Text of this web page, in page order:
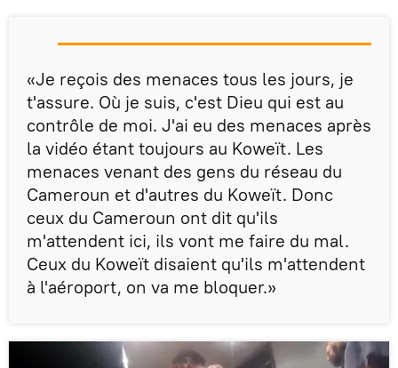
«Je reçois des menaces tous les jours, je
t'assure. Où je suis, c'est Dieu qui est au
contrôle de moi. J'ai eu des menaces après
la vidéo étant toujours au Koweït. Les
menaces venant des gens du réseau du
Cameroun et d'autres du Koweït. Donc
ceux du Cameroun ont dit qu'ils
m'attendent ici, ils vont me faire du mal.
Ceux du Koweït disaient qu'ils m'attendent
à l'aéroport, on va me bloquer.»